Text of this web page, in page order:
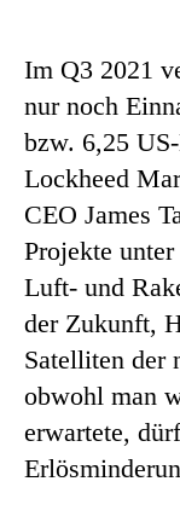
Im Q3 2021
nur noch
bzw. 6,25
Lockheed
CEO James
Projekte
Luft- und
der Zukunft,
Satelliten der
obwohl man
erwartete,